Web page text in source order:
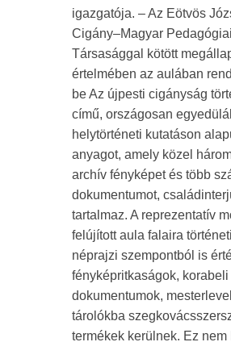
igazgatója. – Az Eötvös
Cigány–Magyar Pedagógiai
Társasággal kötött
értelmében az aulában
be Az újpesti cigányság
című, országosan
helytörténeti kutatáson
anyagot, amely közel
archív fényképet és több
dokumentumot,
tartalmaz. A reprezentatív
felújított aula falaira
néprajzi szempontból is
fényképritkaságok, korabeli
dokumentumok,
tárolókba
termékek kerülnek. Ez nem